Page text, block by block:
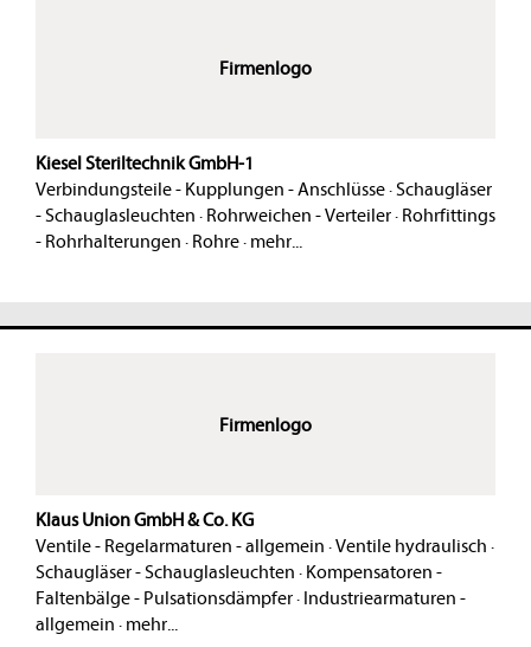
Firmenlogo
Kiesel Steriltechnik GmbH-1
Verbindungsteile - Kupplungen - Anschlüsse· Schaugläser
- Schauglasleuchten · Rohrweichen - Verteiler· Rohrfittings
- Rohrhalterungen · Rohre· mehr...
Firmenlogo
Klaus Union GmbH & Co. KG
Ventile - Regelarmaturen - allgemein ·Ventile hydraulisch ·
Schaugläser - Schauglasleuchten · Kompensatoren -
Faltenbälge - Pulsationsdämpfer· Industriearmaturen -
allgemein · mehr...